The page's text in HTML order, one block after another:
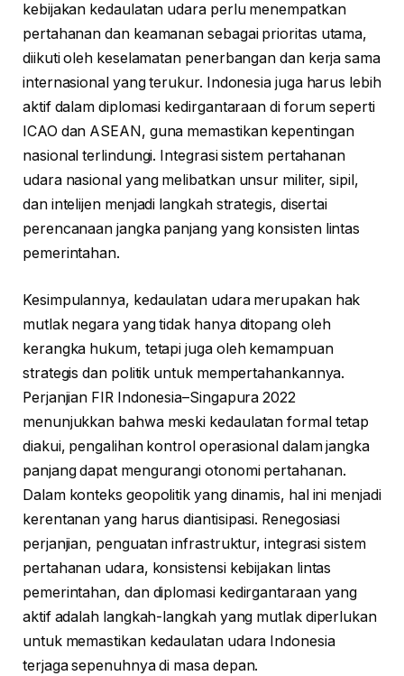
kebijakan kedaulatan udara perlu menempatkan
pertahanan dan keamanan sebagai prioritas utama,
diikuti oleh keselamatan penerbangan dan kerja sama
internasional yang terukur. Indonesia juga harus lebih
aktif dalam diplomasi kedirgantaraan di forum seperti
ICAO dan ASEAN, guna memastikan kepentingan
nasional terlindungi. Integrasi sistem pertahanan
udara nasional yang melibatkan unsur militer, sipil,
dan intelijen menjadi langkah strategis, disertai
perencanaan jangka panjang yang konsisten lintas
pemerintahan.
Kesimpulannya, kedaulatan udara merupakan hak
mutlak negara yang tidak hanya ditopang oleh
kerangka hukum, tetapi juga oleh kemampuan
strategis dan politik untuk mempertahankannya.
Perjanjian FIR Indonesia–Singapura 2022
menunjukkan bahwa meski kedaulatan formal tetap
diakui, pengalihan kontrol operasional dalam jangka
panjang dapat mengurangi otonomi pertahanan.
Dalam konteks geopolitik yang dinamis, hal ini menjadi
kerentanan yang harus diantisipasi. Renegosiasi
perjanjian, penguatan infrastruktur, integrasi sistem
pertahanan udara, konsistensi kebijakan lintas
pemerintahan, dan diplomasi kedirgantaraan yang
aktif adalah langkah-langkah yang mutlak diperlukan
untuk memastikan kedaulatan udara Indonesia
terjaga sepenuhnya di masa depan.